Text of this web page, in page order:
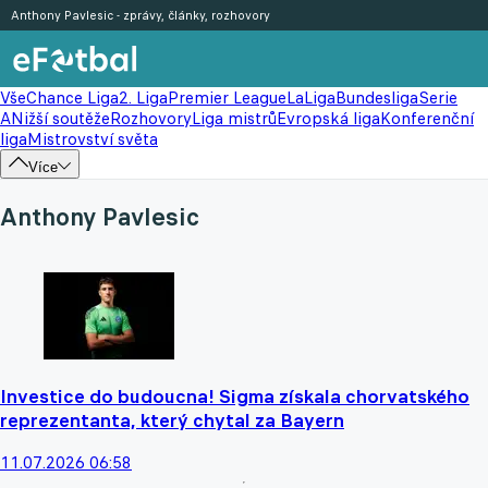
VšeChance Liga2. LigaPremier LeagueLaLigaBundesligaSerie
ANižší soutěžeRozhovoryLiga mistrůEvropská ligaKonferenční
ligaMistrovství světa
Více
Anthony Pavlesic - zprávy, články, rozhovory
Anthony Pavlesic
Investice do budoucna! Sigma získala chorvatského
reprezentanta, který chytal za Bayern
11.07.2026 06:58